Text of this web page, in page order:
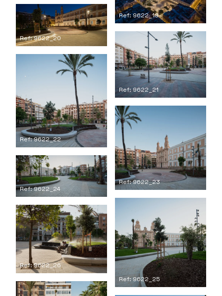
Ref: 9622_19
Ref: 9622_20
Ref: 9622_21
Ref: 9622_22
Ref: 9622_23
Ref: 9622_24
Ref: 9622_25
Ref: 9622_26